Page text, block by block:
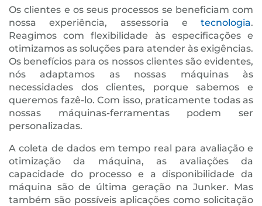
Os clientes e os seus processos se beneficiam com
nossa experiência, assessoria e tecnologia.
Reagimos com flexibilidade às especificações e
otimizamos as soluções para atender às exigências.
Os benefícios para os nossos clientes são evidentes,
nós adaptamos as nossas máquinas às
necessidades dos clientes, porque sabemos e
queremos fazê-lo. Com isso, praticamente todas as
nossas máquinas-ferramentas podem ser
personalizadas.
A coleta de dados em tempo real para avaliação e
otimização da máquina, as avaliações da
capacidade do processo e a disponibilidade da
máquina são de última geração na Junker. Mas
também são possíveis aplicações como solicitação